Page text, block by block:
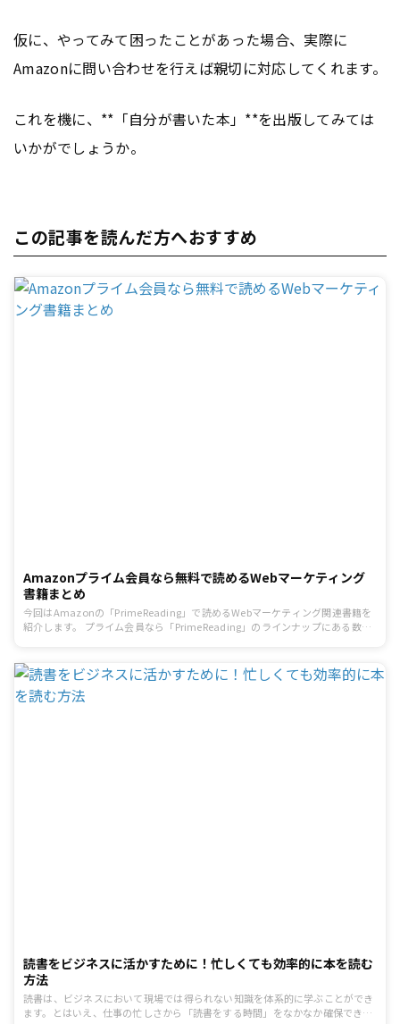
仮に、やってみて困ったことがあった場合、実際に
Amazonに問い合わせを行えば親切に対応してくれます。
これを機に、**「自分が書いた本」**を出版してみては
いかがでしょうか。
この記事を読んだ方へおすすめ
Amazonプライム会員なら無料で読めるWebマーケティング
書籍まとめ
今回はAmazonの「PrimeReading」で読めるWebマーケティング関連書籍を
紹介します。 プライム会員なら「PrimeReading」のラインナップにある数百
読書をビジネスに活かすために！忙しくても効率的に本を読む
方法
読書は、ビジネスにおいて現場では得られない知識を体系的に学ぶことができ
ます。とはいえ、仕事の忙しさから「読書をする時間」をなかなか確保できな